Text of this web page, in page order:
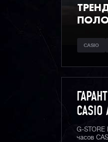
CASIO
CASIO
G-STORE
часов